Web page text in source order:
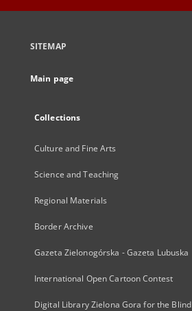
SITEMAP
Main page
Collections
Culture and Fine Arts
Science and Teaching
Regional Materials
Border Archive
Gazeta Zielonogórska - Gazeta Lubuska
International Open Cartoon Contest
Digital Library Zielona Gora for the Blind